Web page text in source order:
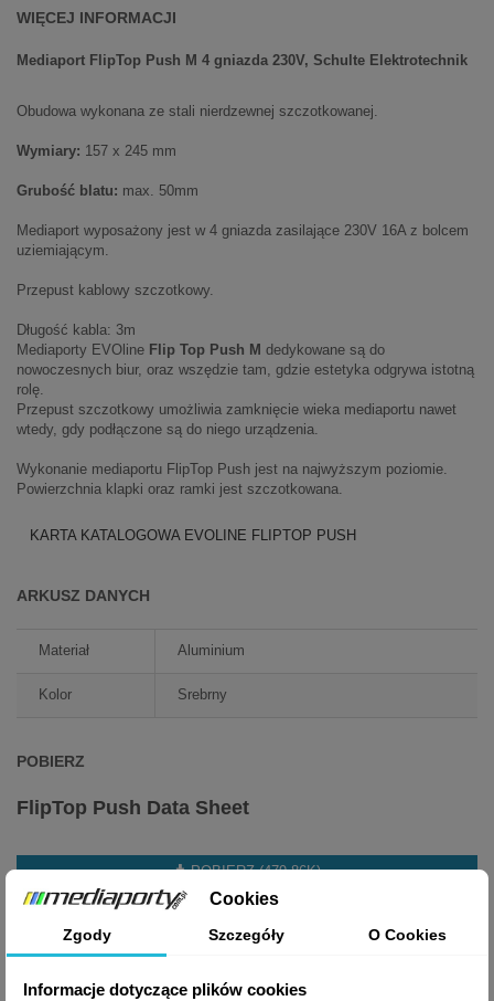
WIĘCEJ INFORMACJI
Mediaport FlipTop Push M 4 gniazda 230V, Schulte Elektrotechnik
Obudowa wykonana ze stali nierdzewnej szczotkowanej.
Wymiary: 157 x 245 mm
Grubość blatu: max. 50mm
Mediaport wyposażony jest w 4 gniazda zasilające 230V 16A z bolcem
uziemiającym.
Przepust kablowy szczotkowy.
Długość kabla: 3m
Mediaporty EVOline Flip Top Push M dedykowane są do
nowoczesnych biur, oraz wszędzie tam, gdzie estetyka odgrywa istotną
rolę.
Przepust szczotkowy umożliwia zamknięcie wieka mediaportu nawet
wtedy, gdy podłączone są do niego urządzenia.
Wykonanie mediaportu FlipTop Push jest na najwyższym poziomie.
Powierzchnia klapki oraz ramki jest szczotkowana.
KARTA KATALOGOWA EVOLINE FLIPTOP PUSH
ARKUSZ DANYCH
Materiał Aluminium
Kolor Srebrny
POBIERZ
FlipTop Push Data Sheet
POBIERZ (479.86K)
FlipTop Push Brochure
Cookies
Zgody Szczegóły O Cookies
Informacje dotyczące plików cookies